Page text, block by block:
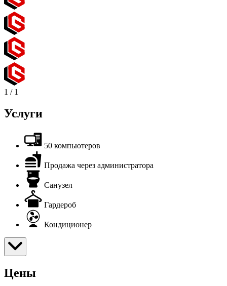
1 / 1
Услуги
50 компьютеров
Продажа через администратора
Санузел
Гардероб
Кондиционер
Цены